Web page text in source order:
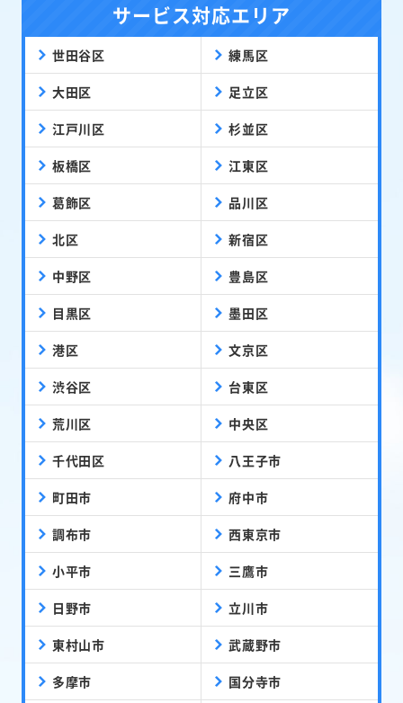
サービス対応エリア
世田谷区 練馬区
大田区 足立区
江戸川区 杉並区
板橋区 江東区
葛飾区 品川区
北区 新宿区
中野区 豊島区
目黒区 墨田区
港区 文京区
渋谷区 台東区
荒川区 中央区
千代田区 八王子市
町田市 府中市
調布市 西東京市
小平市 三鷹市
日野市 立川市
東村山市 武蔵野市
多摩市 国分寺市